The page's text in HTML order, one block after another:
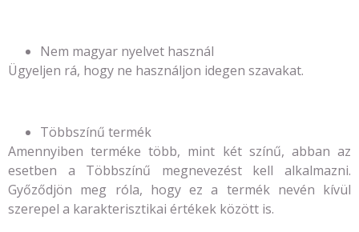
Nem magyar nyelvet használ
Ügyeljen rá, hogy ne használjon idegen szavakat.
Többszínű termék
Amennyiben terméke több, mint két színű, abban az
esetben a Többszínű megnevezést kell alkalmazni.
Győződjön meg róla, hogy ez a termék nevén kívül
szerepel a karakterisztikai értékek között is.